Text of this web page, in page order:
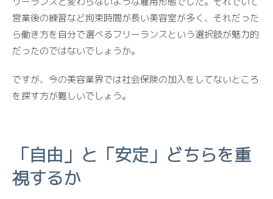
営業後の練習など拘束時間が長い美容室が多く、それだった
ら働き方を自分で選べるフリーランスという選択肢が魅力的
だったのではないでしょうか。
ですが、今の美容業界では社会保険の加入をしてないところ
を探す方が難しいでしょう。
「自由」と「安定」どちらを重
視するか